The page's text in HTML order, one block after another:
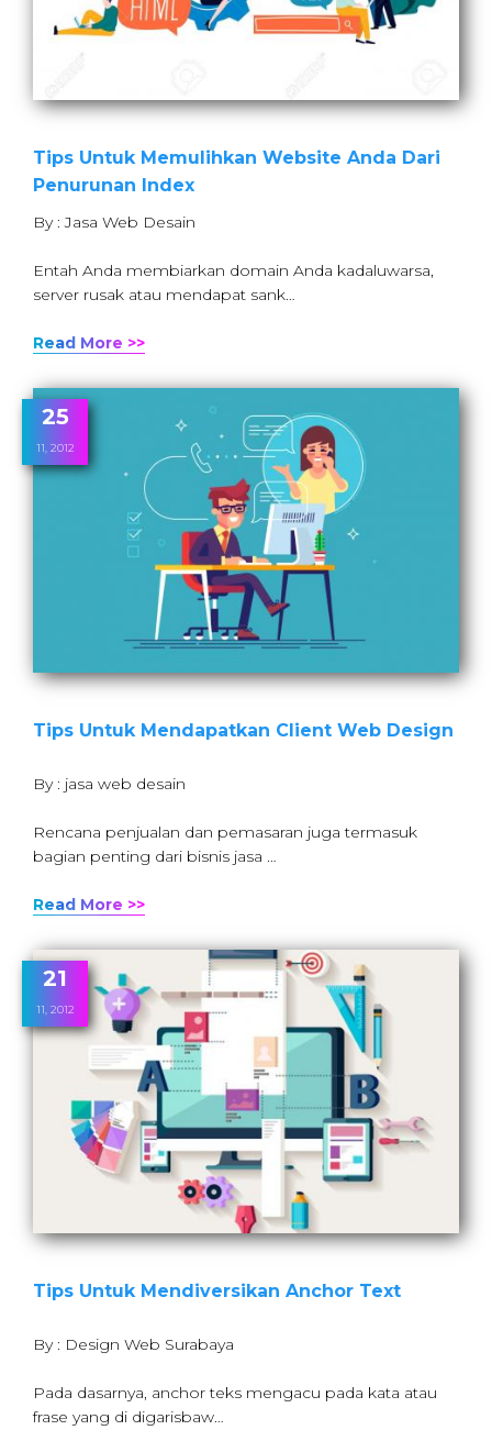
Tips Untuk Memulihkan Website Anda Dari
Penurunan Index
By : Jasa Web Desain
Entah Anda membiarkan domain Anda kadaluwarsa,
server rusak atau mendapat sank…
Read More >>
25
11, 2012
Tips Untuk Mendapatkan Client Web Design
By : jasa web desain
Rencana penjualan dan pemasaran juga termasuk
bagian penting dari bisnis jasa …
Read More >>
21
11, 2012
Tips Untuk Mendiversikan Anchor Text
By : Design Web Surabaya
Pada dasarnya, anchor teks mengacu pada kata atau
frase yang di digarisbaw…